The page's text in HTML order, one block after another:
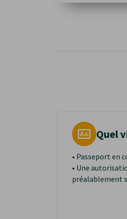
Quel
• Passeport en
• Une
préalablement